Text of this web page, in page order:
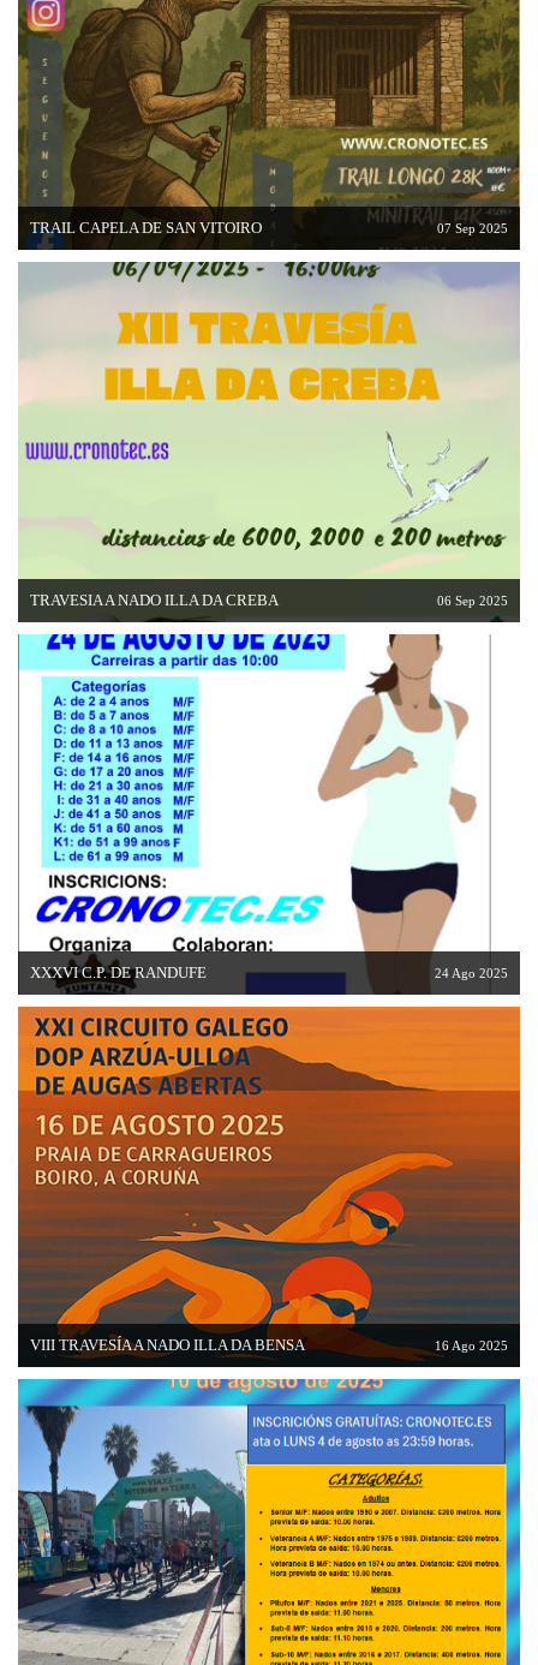
TRAIL CAPELA DE SAN VITOIRO 07 Sep 2025
TRAVESIA A NADO ILLA DA CREBA 06 Sep 2025
XXXVI C.P. DE RANDUFE 24 Ago 2025
VIII TRAVESÍA A NADO ILLA DA BENSA 16 Ago 2025